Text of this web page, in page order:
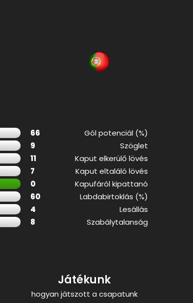
66
Gól potenciál (%)
9
Szöglet
11
Kaput elkerülő lövés
7
Kaput eltaláló lövés
0
Kapufáról kipattanó
60
Labdabirtoklás (%)
4
Lesállás
8
Szabálytalanság
Játékunk
hogyan játszott a csapatunk